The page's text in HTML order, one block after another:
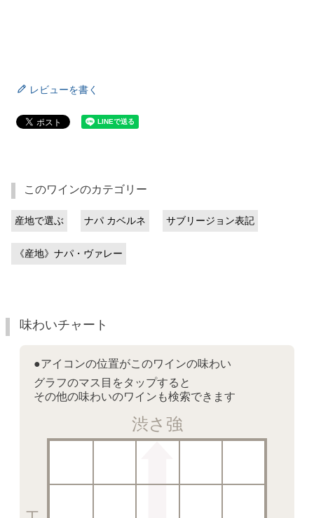
レビューを書く
このワインのカテゴリー
産地で選ぶ ナパ カベルネ サブリージョン表記
《産地》ナパ・ヴァレー
味わいチャート
●アイコンの位置がこのワインの味わい
グラフのマス目をタップすると
その他の味わいのワインも検索できます
渋さ強